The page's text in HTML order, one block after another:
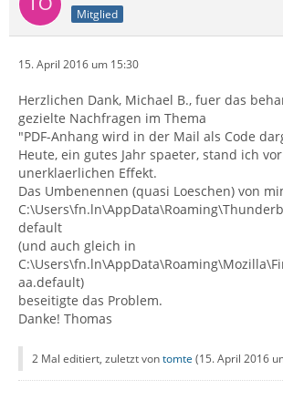
Mitglied
15. April 2016 um 15:30
Herzlichen Dank, Michael B., fuer das
gezielte Nachfragen im Thema
"PDF-Anhang wird in der Mail als Code
Heute, ein gutes Jahr spaeter, stand ich
unerklaerlichen Effekt.
Das Umbenennen (quasi Loeschen) von
default
(und auch gleich in
aa.default)
beseitigte das Problem.
Danke! Thomas
2 Mal editiert, zuletzt vontomte (15. April 2016